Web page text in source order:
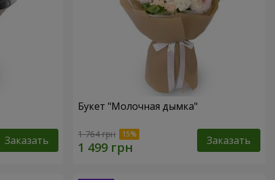
Заказать
Букет "Молочная дымка"
1 764 грн Заказать